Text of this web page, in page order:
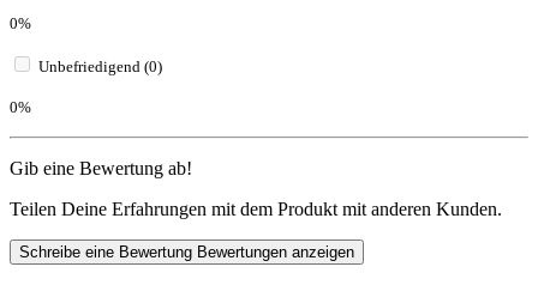
0%
Unbefriedigend (0)
0%
Gib eine Bewertung ab!
Teilen Deine Erfahrungen mit dem Produkt mit anderen Kunden.
Schreibe eine Bewertung Bewertungen anzeigen